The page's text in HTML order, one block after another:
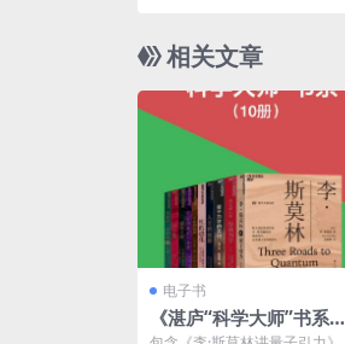
相关文章
电子书
《湛庐“科学大师”书系》
[10册]